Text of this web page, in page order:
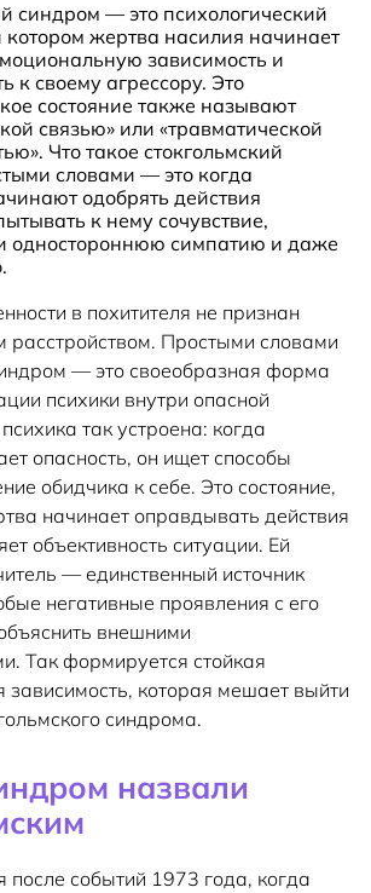
синдром — это психологический
жертва насилия начинает
зависимость и
к своему агрессору. Это
состояние также называют
связью» или «травматической
Что такое стокгольмский
словами — это когда
одобрять действия
к нему сочувствие,
одностороннюю симпатию и даже
в похитителя не признан
расстройством. Простыми словами
— это своеобразная форма
психики внутри опасной
так устроена: когда
опасность, он ищет способы
обидчика к себе. Это состояние,
начинает оправдывать действия
объективность ситуации. Ей
— единственный источник
негативные проявления с его
внешними
Так формируется стойкая
зависимость, которая мешает выйти
синдрома.
назвали
после событий 1973 года, когда